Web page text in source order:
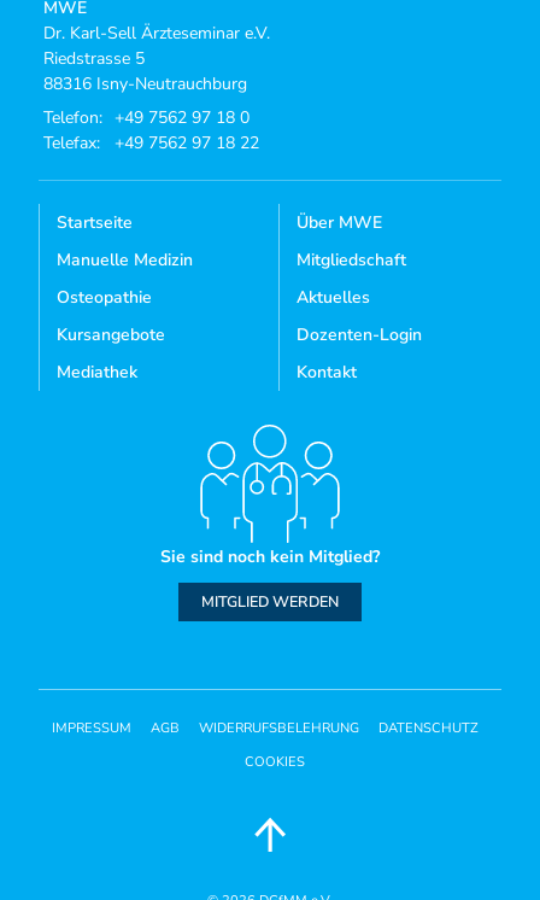
MWE
Dr. Karl-Sell Ärzteseminar e.V.
Riedstrasse 5
88316 Isny-Neutrauchburg
Telefon: +49 7562 97 18 0
Telefax:
+49 7562 97 18 22
Startseite
Manuelle Medizin
Osteopathie
Kursangebote
Mediathek
Über MWE
Mitgliedschaft
Aktuelles
Dozenten-Login
Kontakt
Sie sind noch kein Mitglied?
MITGLIED WERDEN
IMPRESSUM AGB WIDERRUFSBELEHRUNG
DATENSCHUTZ
COOKIES